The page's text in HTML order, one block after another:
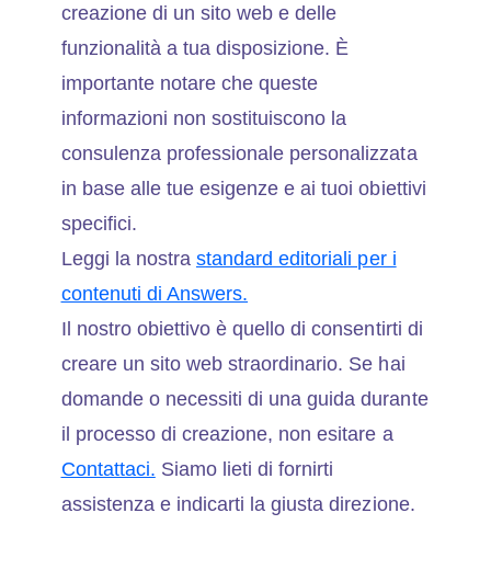
creazione di un sito web e delle
funzionalità a tua disposizione. È
importante notare che queste
informazioni non sostituiscono la
consulenza professionale personalizzata
in base alle tue esigenze e ai tuoi obiettivi
specifici.
Leggi la nostra standard editoriali per i
contenuti di Answers.
Il nostro obiettivo è quello di consentirti di
creare un sito web straordinario. Se hai
domande o necessiti di una guida durante
il processo di creazione, non esitare a
Contattaci. Siamo lieti di fornirti
assistenza e indicarti la giusta direzione.